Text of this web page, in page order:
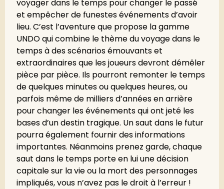
voyager dans le temps pour changer le passé
et empêcher de funestes événements d’avoir
lieu. C’est l’aventure que propose la gamme
UNDO qui combine le thème du voyage dans le
temps à des scénarios émouvants et
extraordinaires que les joueurs devront démêler
pièce par pièce. Ils pourront remonter le temps
de quelques minutes ou quelques heures, ou
parfois même de milliers d’années en arrière
pour changer les événements qui ont jeté les
bases d’un destin tragique. Un saut dans le futur
pourra également fournir des informations
importantes. Néanmoins prenez garde, chaque
saut dans le temps porte en lui une décision
capitale sur la vie ou la mort des personnages
impliqués, vous n’avez pas le droit à l’erreur !